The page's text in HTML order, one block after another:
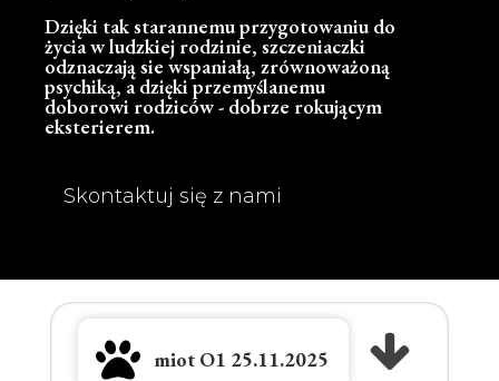
Dzięki tak starannemu przygotowaniu do
życia w ludzkiej rodzinie, szczeniaczki
odznaczają sie wspaniałą, zrównoważoną
psychiką, a dzięki przemyślanemu
doborowi rodziców - dobrze rokującym
eksterierem.
Skontaktuj się z nami
miot O1 25.11.2025